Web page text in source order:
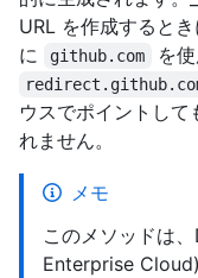
URL を作成するとき
に
github.com を
ウスでポイントして
れません。
メモ
このメソッドは
Enterprise